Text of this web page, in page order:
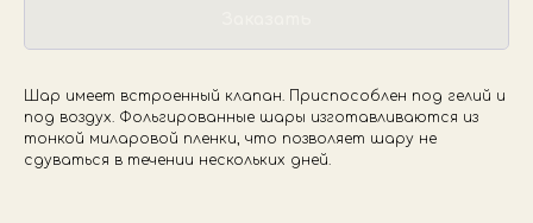
Шар имеет встроенный клапан. Приспособлен под гелий и
под воздух. Фольгированные шары изготавливаются из
тонкой миларовой пленки, что позволяет шару не
сдуваться в течении нескольких дней.